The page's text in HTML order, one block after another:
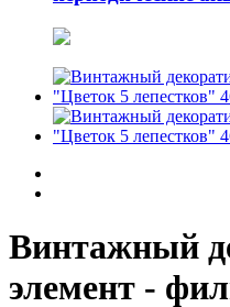
Винтажный
элемент -